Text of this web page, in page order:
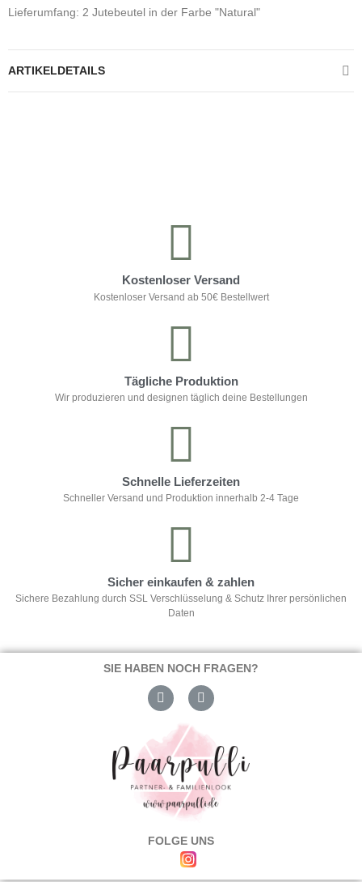
Lieferumfang: 2 Jutebeutel in der Farbe "Natural"
ARTIKELDETAILS
Kostenloser Versand
Kostenloser Versand ab 50€ Bestellwert
Tägliche Produktion
Wir produzieren und designen täglich deine Bestellungen
Schnelle Lieferzeiten
Schneller Versand und Produktion innerhalb 2-4 Tage
Sicher einkaufen & zahlen
Sichere Bezahlung durch SSL Verschlüsselung & Schutz Ihrer persönlichen
Daten
SIE HABEN NOCH FRAGEN?
FOLGE UNS